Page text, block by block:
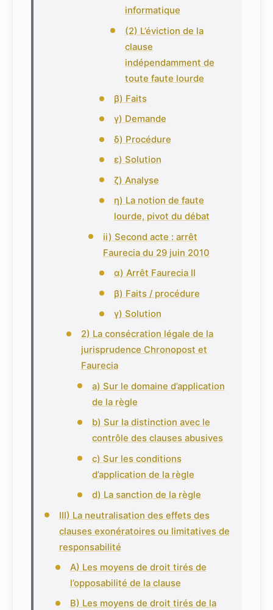
informatique
(2) L’éviction de la
clause
indépendamment de
toute faute lourde
β) Faits
γ) Demande
δ) Procédure
ε) Solution
ζ) Analyse
η) La notion de faute
lourde, pivot du débat
ii) Second acte : arrêt
Faurecia du 29 juin 2010
α) Arrêt Faurecia II
β) Faits / procédure
γ) Solution
2) La consécration légale de la
jurisprudence Chronopost et
Faurecia
a) Sur le domaine d’application
de la règle
b) Sur la distinction avec le
contrôle des clauses abusives
c) Sur les conditions
d’application de la règle
d) La sanction de la règle
III) La neutralisation des effets des
clauses exonératoires ou limitatives de
responsabilité
A) Les moyens de droit tirés de
l’opposabilité de la clause
B) Les moyens de droit tirés de la